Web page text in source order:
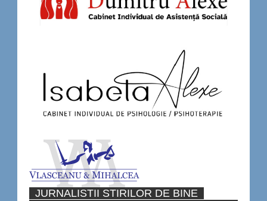
JURNALISTII STIRILOR DE BINE